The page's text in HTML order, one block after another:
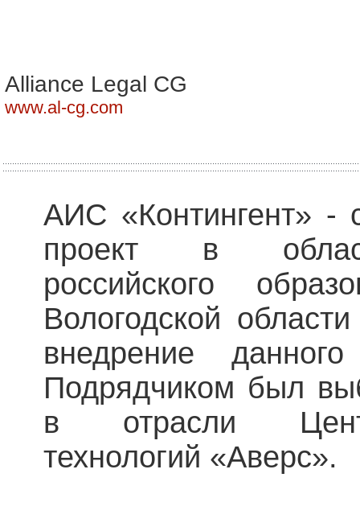
Alliance Legal CG
www.al-cg.com
АИС «Контингент»
проект в
российского
Вологодской
внедрение
Подрядчиком был
в отрасли
технологий «Аверс».